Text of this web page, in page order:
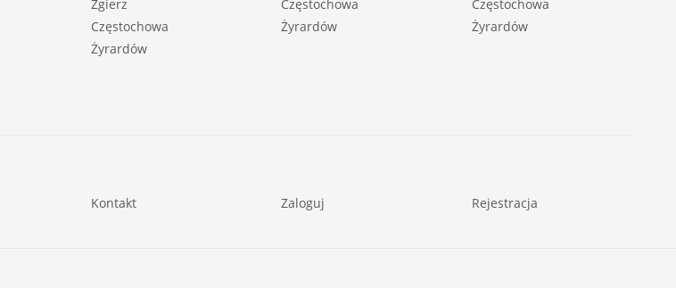
Zgierz
Częstochowa
Żyrardów
Częstochowa
Żyrardów
Częstochowa
Żyrardów
Kontakt Zaloguj Rejestracja